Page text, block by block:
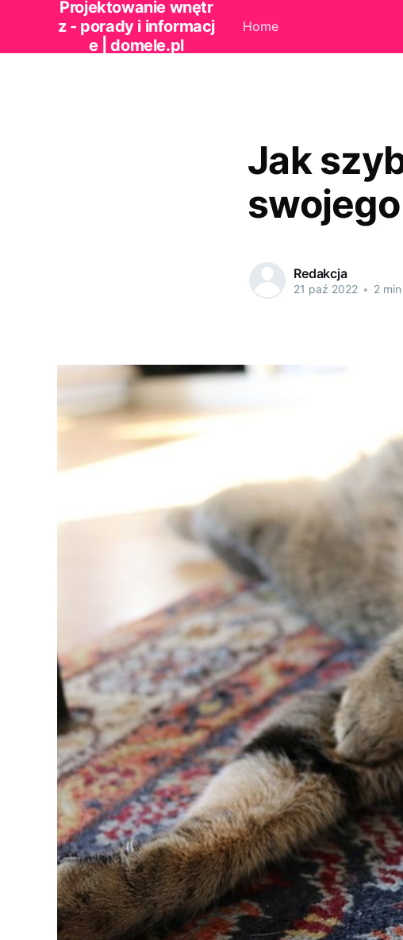
Projektowanie wnętr
z - porady i informacj
e | domele.pl
Home
Jak
Redakcja
21 paź 2022 • 2